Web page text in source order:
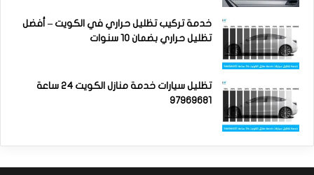
خدمة تركيب تظليل حراري في الكويت – أفضل
تظليل حراري بضمان 10 سنوات
تظليل سيارات خدمة منازل الكويت 24 ساعة
97969681